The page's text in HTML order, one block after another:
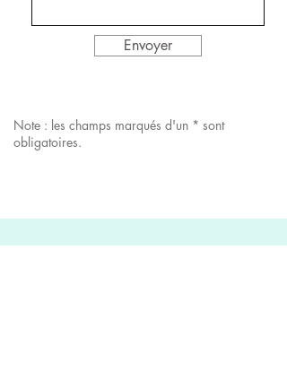
Envoyer
Note : les champs marqués d'un * sont
obligatoires.